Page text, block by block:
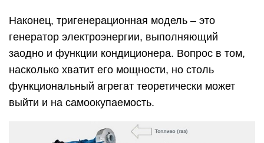
Наконец, тригенерационная модель – это
генератор электроэнергии, выполняющий
заодно и функции кондиционера. Вопрос в том,
насколько хватит его мощности, но столь
функциональный агрегат теоретически может
выйти и на самоокупаемость.